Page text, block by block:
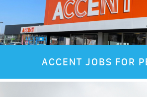
ACCENT JOBS FOR